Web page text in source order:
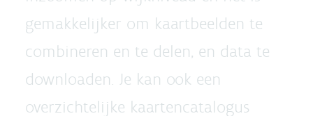
gemakkelijker om kaartbeelden te
combineren en te delen, en data te
downloaden. Je kan ook een
overzichtelijke kaartencatalogus